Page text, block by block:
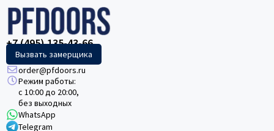
+7 (495) 135-43-66
Вызвать замерщика
order@pfdoors.ru
Режим работы:
с 10:00 до 20:00,
без выходных
WhatsApp
Telegram